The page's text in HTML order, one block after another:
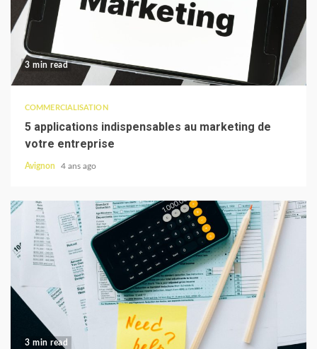
3 min read
COMMERCIALISATION
5 applications indispensables au marketing de
votre entreprise
Avignon 4 ans ago
3 min read